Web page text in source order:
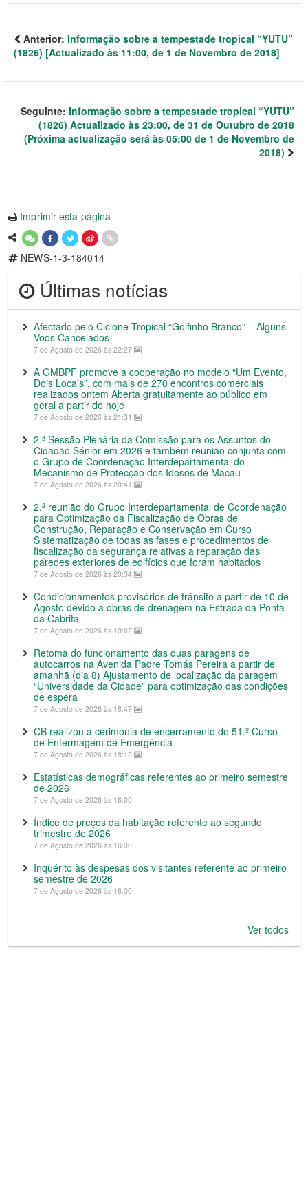
Anterior: Informação sobre a tempestade tropical “YUTU”
(1826) [Actualizado às 11:00, de 1 de Novembro de 2018]
Seguinte: Informação sobre a tempestade tropical “YUTU”
(1826) Actualizado às 23:00, de 31 de Outubro de 2018
(Próxima actualização será às 05:00 de 1 de Novembro de
2018)
Imprimir esta página
NEWS-1-3-184014
Últimas notícias
Afectado pelo Ciclone Tropical “Golfinho Branco” – Alguns
Voos Cancelados
7 de Agosto de 2026 às 22:27
A GMBPF promove a cooperação no modelo “Um Evento,
Dois Locais”, com mais de 270 encontros comerciais
realizados ontem Aberta gratuitamente ao público em
geral a partir de hoje
7 de Agosto de 2026 às 21:31
2.ª Sessão Plenária da Comissão para os Assuntos do
Cidadão Sénior em 2026 e também reunião conjunta com
o Grupo de Coordenação Interdepartamental do
Mecanismo de Protecção dos Idosos de Macau
7 de Agosto de 2026 às 20:41
2.ª reunião do Grupo Interdepartamental de Coordenação
para Optimização da Fiscalização de Obras de
Construção, Reparação e Conservação em Curso
Sistematização de todas as fases e procedimentos de
fiscalização da segurança relativas a reparação das
paredes exteriores de edifícios que foram habitados
7 de Agosto de 2026 às 20:34
Condicionamentos provisórios de trânsito a partir de 10 de
Agosto devido a obras de drenagem na Estrada da Ponta
da Cabrita
7 de Agosto de 2026 às 19:02
Retoma do funcionamento das duas paragens de
autocarros na Avenida Padre Tomás Pereira a partir de
amanhã (dia 8) Ajustamento de localização da paragem
“Universidade da Cidade” para optimização das condições
de espera
7 de Agosto de 2026 às 18:47
CB realizou a cerimónia de encerramento do 51.º Curso
de Enfermagem de Emergência
7 de Agosto de 2026 às 18:12
Estatísticas demográficas referentes ao primeiro semestre
de 2026
7 de Agosto de 2026 às 16:00
Índice de preços da habitação referente ao segundo
trimestre de 2026
7 de Agosto de 2026 às 16:00
Inquérito às despesas dos visitantes referente ao primeiro
semestre de 2026
7 de Agosto de 2026 às 16:00
Ver todos